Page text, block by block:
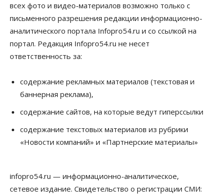
Общество
Синоптики рассказали о погоде в Новосибирске
на выходных
07 Августа 2026, 12:00
Общество
07 Августа 2026, 11:30
Деньгами будут распоряжаться дети: в десяти
инициативное бюджетирование
07 Августа 2026, 11:00
заключили под стражу
07 Августа 2026, 10:15
всех фото и видео-материалов возможно только с
письменного разрешения редакции информационно-
аналитического портала Infopro54.ru и со ссылкой на
портал. Редакция Infopro54.ru не несет
ответственность за:
содержание рекламных материалов (текстовая и
баннерная реклама),
содержание сайтов, на которые ведут гиперссылки
содержание текстовых материалов из рубрики
«Новости компаний» и «Партнерские материалы»
infopro54.ru — информационно-аналитическое,
сетевое издание. Свидетельство о регистрации СМИ: